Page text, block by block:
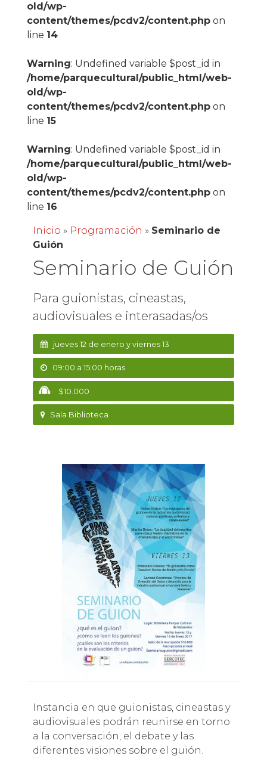
old/wp-
content/themes/pcdv2/content.phpon
line 14
Warning: Undefined variable $post_id in
/home/parquecultural/public_html/web-
old/wp-
content/themes/pcdv2/content.phpon
line 15
Warning: Undefined variable $post_id in
/home/parquecultural/public_html/web-
old/wp-
content/themes/pcdv2/content.phpon
line 16
Inicio » Programación » Seminario de
Guión
Seminario de Guión
Para guionistas, cineastas,
audiovisuales e interasadas/os
jueves 12 de enero y viernes 13
09:00 a 15:00 horas
$10.000
Sala Biblioteca
Instancia en que guionistas, cineastas y
audiovisuales podrán reunirse en torno
a la conversación, el debate y las
diferentes visiones sobre el guión.